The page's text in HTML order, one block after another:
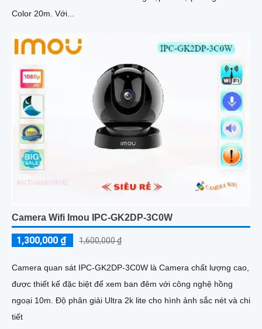
Color 20m. Với...
Camera Wifi Imou IPC-GK2DP-3C0W
1,300,000 ₫ 1,600,000 ₫
Camera quan sát IPC-GK2DP-3C0W là Camera chất lượng cao,
được thiết kế đặc biệt để xem ban đêm với công nghệ hồng
ngoại 10m. Độ phân giải Ultra 2k lite cho hình ảnh sắc nét và chi
tiết